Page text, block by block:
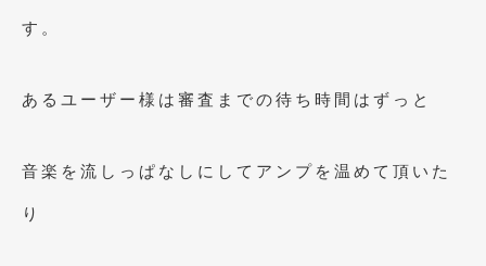
2010年5月(12)
2010年3月(2)
す。
あるユーザー様は審査までの待ち時間はずっと
音楽を流しっぱなしにしてアンプを温めて頂いた
り